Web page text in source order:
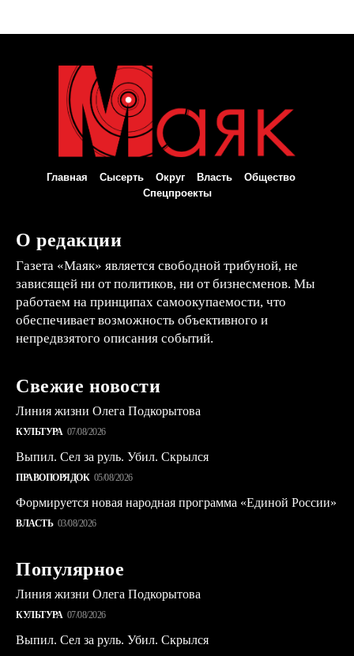
Главная Сысерть Округ Власть
Общество
Спецпроекты
О редакции
Газета «Маяк» является свободной трибуной, не
зависящей ни от политиков, ни от бизнесменов. Мы
работаем на принципах самоокупаемости, что
обеспечивает возможность объективного и
непредвзятого описания событий.
Свежие новости
Линия жизни Олега Подкорытова
КУЛЬТУРА 07/08/2026
Выпил. Сел за руль. Убил. Скрылся
ПРАВОПОРЯДОК 05/08/2026
Формируется новая народная программа «Единой России»
ВЛАСТЬ 03/08/2026
Популярное
Линия жизни Олега Подкорытова
КУЛЬТУРА 07/08/2026
Выпил. Сел за руль. Убил. Скрылся